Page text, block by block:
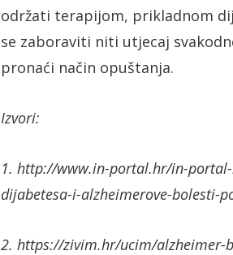
održati terapijom, prikladnom
se zaboraviti niti utjecaj
pronaći način opuštanja.
Izvori:
1. http://www.in-portal.hr/in-
dijabetesa-i-alzheimerove-bolesti-
2. https://zivim.hr/ucim/alzheimer-